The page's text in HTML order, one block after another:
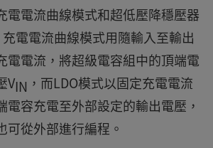
電電流曲線模式和超低壓降穩壓器
電電流曲線模式用隨輸入至輸出
電電流，將超級電容組中的頂端電
VIN ，而LDO模式以固定充電電流
電容充電至外部設定的輸出電壓，
可從外部進行編程。